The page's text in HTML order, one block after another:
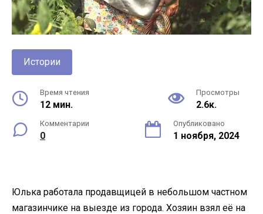
Истории
Время чтения
12 мин.
Просмотры
2.6к.
Комментарии
0
Опубликовано
1 ноября, 2024
Юлька работала продавщицей в небольшом частном
магазинчике на выезде из города. Хозяин взял её на